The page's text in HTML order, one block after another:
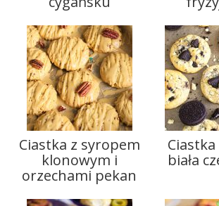
Ciastka z syropem
klonowym i
orzechami pekan
biała